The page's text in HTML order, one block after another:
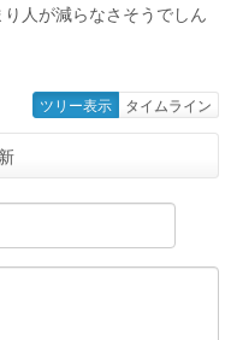
人が減らなさそうでしん
ツリー表示 タイムライン